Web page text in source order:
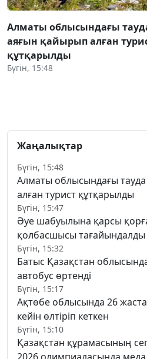
Алматы облысындағы
аяғын қайырып алған
құтқарылды
Бүгін, 15:48
Жаңалықтар
Бүгін, 15:48
Алматы облысындағы
алған турист құтқарылды
Бүгін, 15:47
Әуе шабуылына қарсы
қолбасшысы тағайындалды
Бүгін, 15:32
Батыс Қазақстан
автобус өртенді
Бүгін, 15:17
Ақтөбе облысында 26
кейін өлтіріп кеткен
Бүгін, 15:10
Қазақстан құрамасының